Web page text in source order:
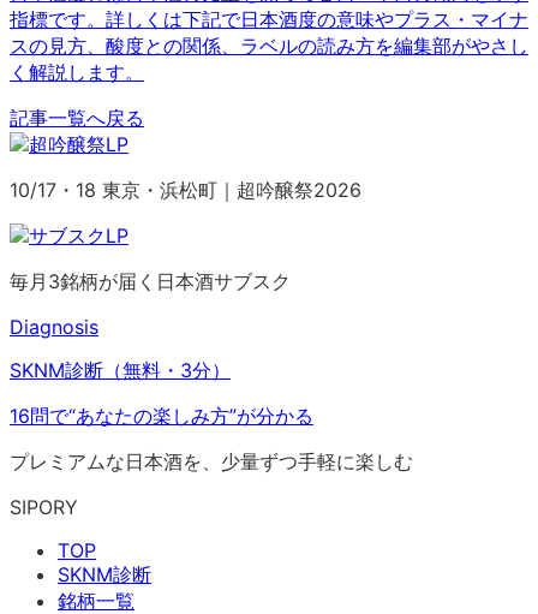
指標です。詳しくは下記で日本酒度の意味やプラス・マイナ
スの見方、酸度との関係、ラベルの読み方を編集部がやさし
く解説します。
記事一覧へ戻る
10/17・18 東京・浜松町｜超吟醸祭2026
毎月3銘柄が届く日本酒サブスク
Diagnosis
SKNM診断（無料・3分）
16問で“あなたの楽しみ方”が分かる
プレミアムな日本酒を、少量ずつ手軽に楽しむ
SIPORY
TOP
SKNM診断
銘柄一覧